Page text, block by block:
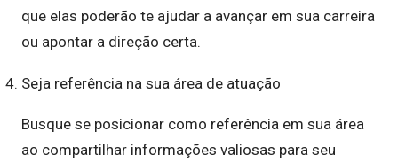
que elas poderão te ajudar a avançar em sua carreira
ou apontar a direção certa.
Seja referência na sua área de atuação
Busque se posicionar como referência em sua área
ao compartilhar informações valiosas para seu